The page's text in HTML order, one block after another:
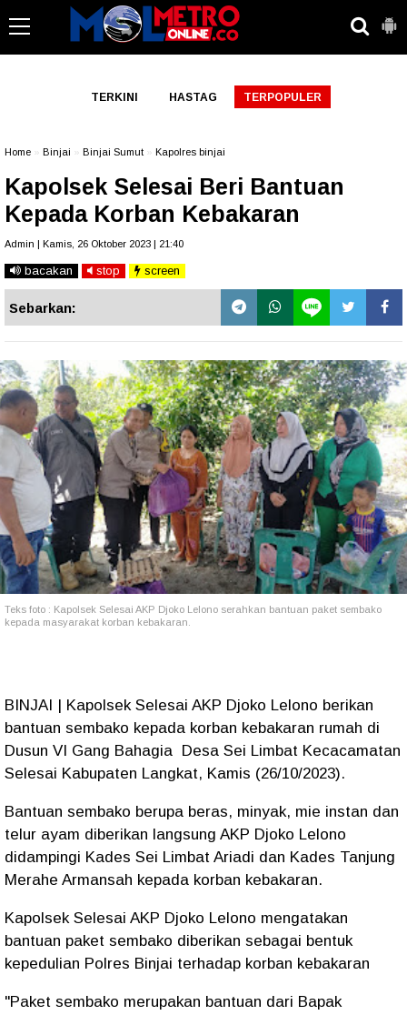
TERKINI HASTAG TERPOPULER
Home Binjai Binjai Sumut Kapolres binjai
Kapolsek Selesai Beri Bantuan
Kepada Korban Kebakaran
Admin | Kamis, 26 Oktober 2023 | 21:40
bacakan stop screen
Sebarkan:
Teks foto : Kapolsek Selesai AKP Djoko Lelono serahkan bantuan paket sembako
kepada masyarakat korban kebakaran.
BINJAI | Kapolsek Selesai AKP Djoko Lelono berikan
bantuan sembako kepada korban kebakaran rumah di
Dusun VI Gang Bahagia Desa Sei Limbat Kecacamatan
Selesai Kabupaten Langkat, Kamis (26/10/2023).
Bantuan sembako berupa beras, minyak, mie instan dan
telur ayam diberikan langsung AKP Djoko Lelono
didampingi Kades Sei Limbat Ariadi dan Kades Tanjung
Merahe Armansah kepada korban kebakaran.
Kapolsek Selesai AKP Djoko Lelono mengatakan
bantuan paket sembako diberikan sebagai bentuk
kepedulian Polres Binjai terhadap korban kebakaran
"Paket sembako merupakan bantuan dari Bapak